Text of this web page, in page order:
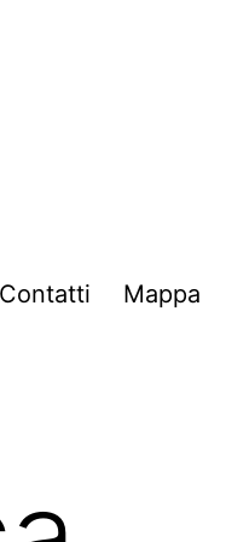
Contatti Mappa